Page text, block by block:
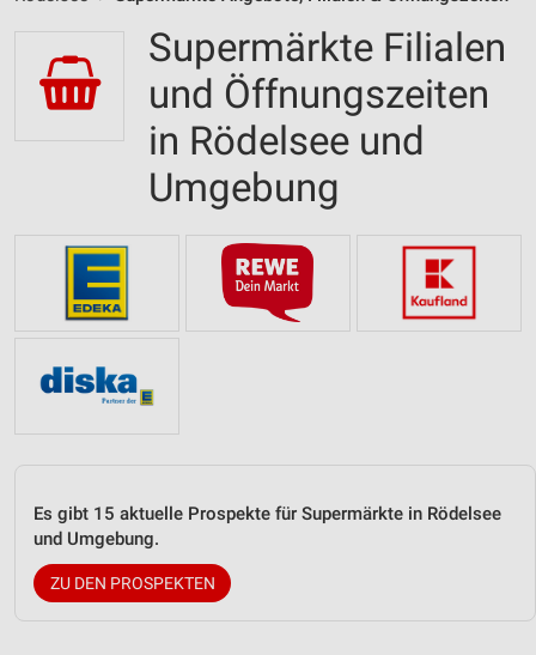
Supermärkte Filialen
und Öffnungszeiten
in Rödelsee und
Umgebung
Es gibt 15 aktuelle Prospekte für Supermärkte in Rödelsee
und Umgebung.
ZU DEN PROSPEKTEN